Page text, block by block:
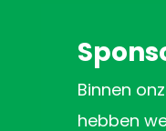
Binnen
hebben